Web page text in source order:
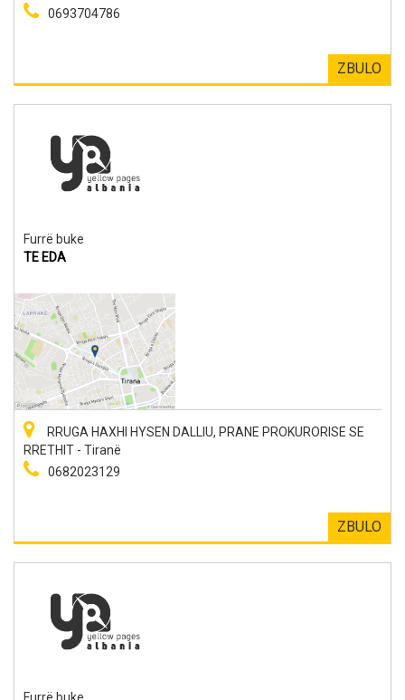
0693704786
ZBULO
Furrë buke
TE EDA
RRUGA HAXHI HYSEN DALLIU, PRANE PROKURORISE SE
RRETHIT - Tiranë
0682023129
ZBULO
Furrë buke